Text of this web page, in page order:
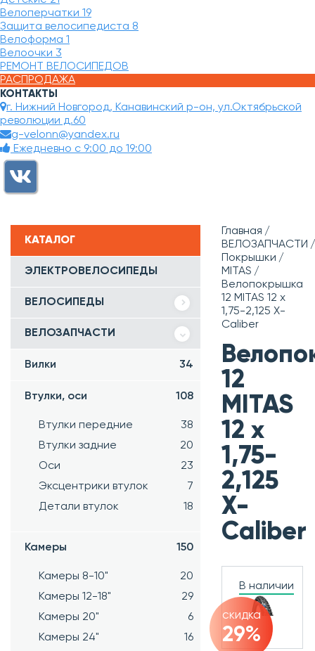
Велоперчатки 19
Защита велосипедиста 8
Велоформа 1
Велоочки 3
РЕМОНТ ВЕЛОСИПЕДОВ
РАСПРОДАЖА
КОНТАКТЫ
г. Нижний Новгород, Канавинский р-он, ул.Октябрьской
революции д.60
g-velonn@yandex.ru
Ежедневно с 9:00 до 19:00
КАТАЛОГ
ЭЛЕКТРОВЕЛОСИПЕДЫ
ВЕЛОСИПЕДЫ
ВЕЛОЗАПЧАСТИ
Вилки 34
Втулки, оси 108
Втулки передние
38
Втулки задние
20
Оси
23
Эксцентрики втулок
7
Детали втулок
18
Камеры 150
Камеры 8-10"
20
Камеры 12-18"
29
Камеры 20"
6
Камеры 24"
16
Главная
ВЕЛОЗАПЧАСТИ
Покрышки
MITAS
Велопокрышка
12 MITAS 12 x
1,75-2,125 X-
Caliber
12
MITAS
12 x
1,75-
2,125
X-
Caliber
В наличии
скидка
29%